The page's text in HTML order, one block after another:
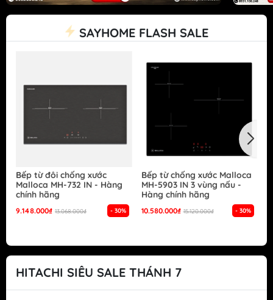
SAYHOME FLASH SALE
- 30%
Bếp từ đôi chống xước
Malloca MH-732 IN - Hàng
chính hãng
9.148.000₫ 13.068.000₫ - 30%
Bếp từ chống xước Malloca
MH-5903 IN 3 vùng nấu -
Hàng chính hãng
10.580.000₫ 15.120.000₫
HITACHI SIÊU SALE THÁNH 7